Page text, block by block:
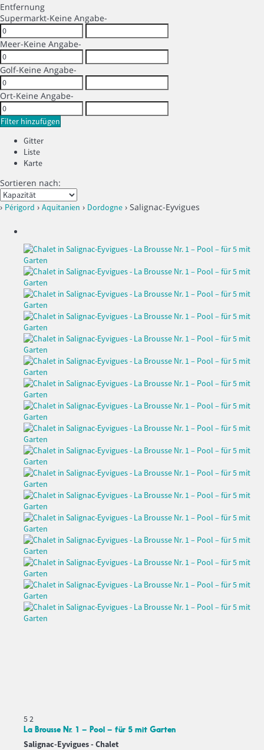
Entfernung
Supermarkt-Keine Angabe-
Meer-Keine Angabe-
Golf-Keine Angabe-
Ort-Keine Angabe-
Filter hinzufügen
Gitter
Liste
Karte
Sortieren nach:
› Périgord › Aquitanien › Dordogne › Salignac-Eyvigues
52
La Brousse Nr. 1 – Pool – für 5 mit Garten
Salignac-Eyvigues - Chalet